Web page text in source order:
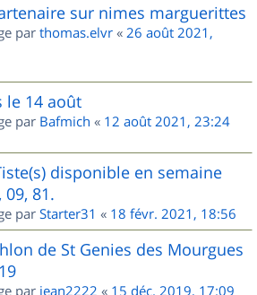
sur nimes marguerittes
par thomas.elvr « 26 août 2021,
le 14 août
par Bafmich « 12 août 2021, 23:24
disponible en semaine
09, 81.
par Starter31 « 18 févr. 2021, 18:56
de St Genies des Mourgues
par jean2222 « 15 déc. 2019, 17:09